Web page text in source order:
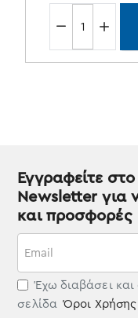
Εγγραφείτε στο
Newsletter για
και προσφορές
Έχω διαβάσει
σελίδα Όροι Χρήσης